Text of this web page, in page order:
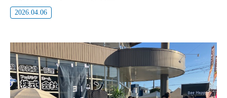
2026.04.06